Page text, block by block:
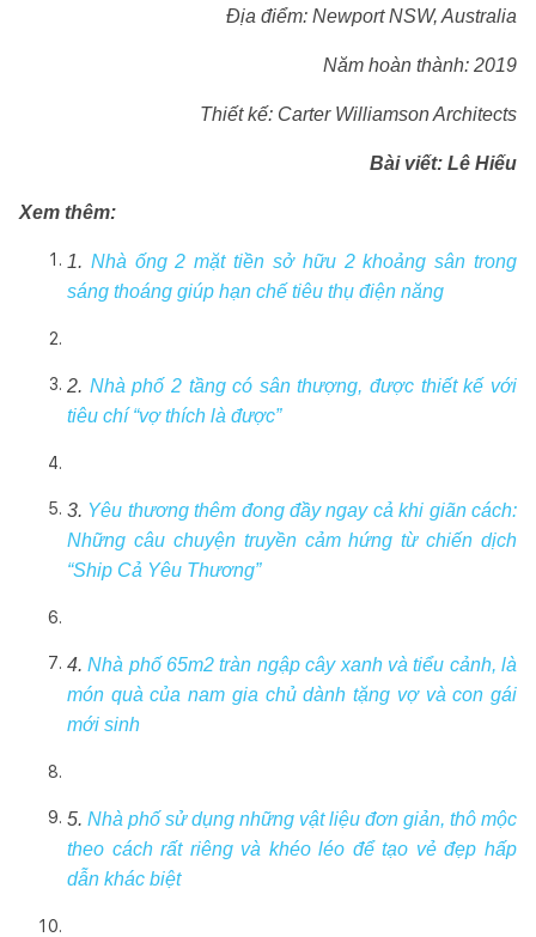
Địa điểm: Newport NSW, Australia
Năm hoàn thành: 2019
Thiết kế: Carter Williamson Architects
Bài viết: Lê Hiếu
Xem thêm:
1. Nhà ống 2 mặt tiền sở hữu 2 khoảng sân trong
sáng thoáng giúp hạn chế tiêu thụ điện năng
2. Nhà phố 2 tầng có sân thượng, được thiết kế với
tiêu chí “vợ thích là được”
3. Yêu thương thêm đong đầy ngay cả khi giãn cách:
Những câu chuyện truyền cảm hứng từ chiến dịch
“Ship Cả Yêu Thương”
4.Nhà phố 65m2 tràn ngập cây xanh và tiểu cảnh, là
món quà của nam gia chủ dành tặng vợ và con gái
mới sinh
5. Nhà phố sử dụng những vật liệu đơn giản, thô mộc
theo cách rất riêng và khéo léo để tạo vẻ đẹp hấp
dẫn khác biệt